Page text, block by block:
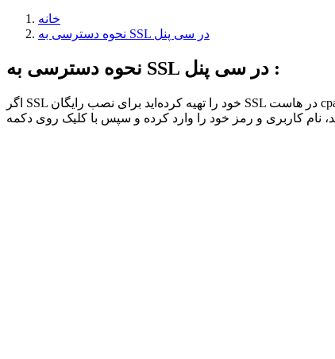
خانه
نحوه دسترسی به SSL در سی پنل
نحوه دسترسی به SSL در سی پنل :
اگر SSL خود را تهیه کرده‌اید برای نصب رایگان SSL در هاست cpanel لازم است تا وارد هاست خود شوید. بنابراین آدرس سایت خود را به صورت site.com:2082 وارد کنید و به جای site نام دامنه خود را قرار دهید.